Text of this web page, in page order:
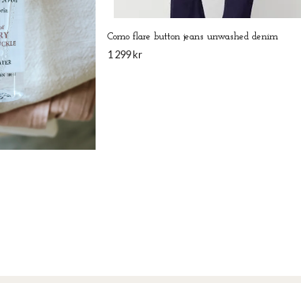
Como flare button jeans unwashed denim
1 299 kr